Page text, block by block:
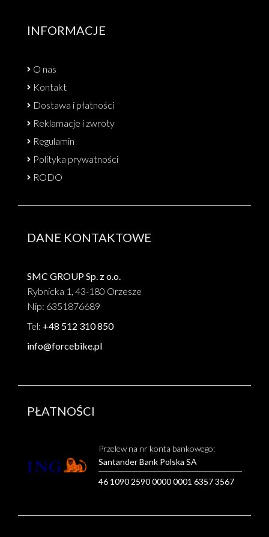
INFORMACJE
O nas
Kontakt
Dostawa i płatności
Reklamacje i zwroty
Regulamin
Polityka prywatności
RODO
DANE KONTAKTOWE
SMC GROUP Sp. z o.o.
Rybnicka 1, 43-180 Orzesze
Nip: 6351876689
Tel: +48 512 310 850
info@forcebike.pl
PŁATNOŚCI
Przelew na nr konta bankowego:
Santander Bank Polska SA
46 1090 2590 0000 0001 6357 3567